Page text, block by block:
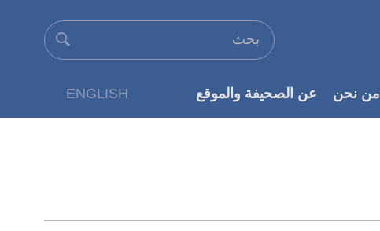
ENGLISH من نحن عن الصحيفة والموقع